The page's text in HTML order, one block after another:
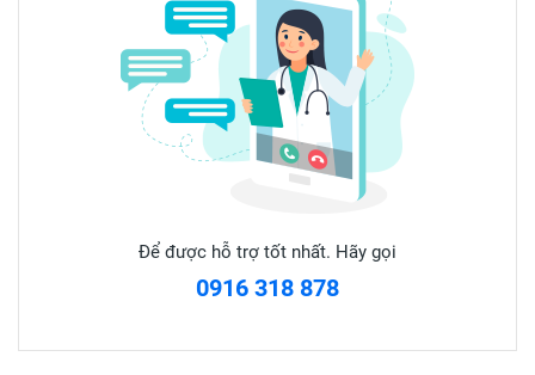
✅ BẢO QUẢN:
Để nơi khô ráo, thoáng mát, Tránh ánh nắng mặt trời, để xa
tầm tay trẻ em.
❌ LƯU Ý: Sản phẩm này không phải là thuốc và không có
Để được hỗ trợ tốt nhất. Hãy gọi
0916 318 878